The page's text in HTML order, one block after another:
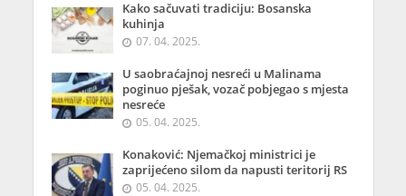
Kako sačuvati tradiciju: Bosanska
kuhinja
07. 04. 2025.
U saobraćajnoj nesreći u Malinama
poginuo pješak, vozač pobjegao s mjesta
nesreće
05. 04. 2025.
Konaković: Njemačkoj ministrici je
zaprijećeno silom da napusti teritorij RS
05. 04. 2025.